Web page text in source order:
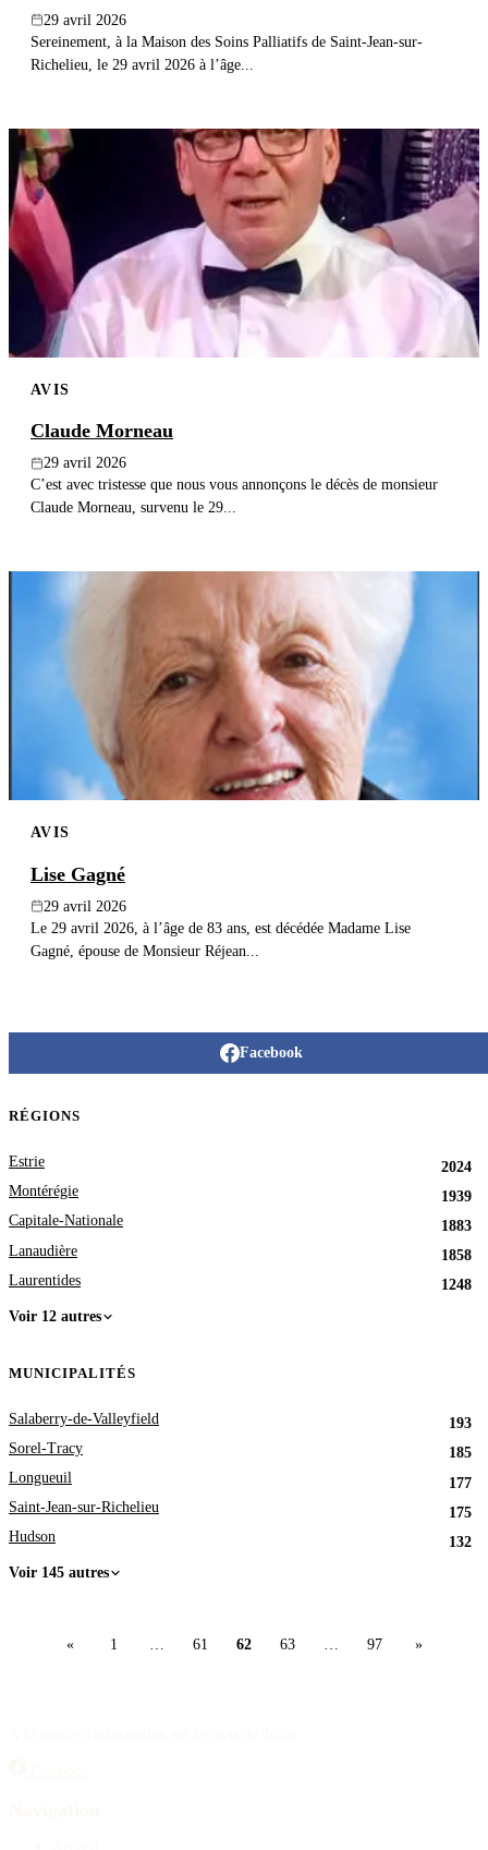
29 avril 2026
Sereinement, à la Maison des Soins Palliatifs de Saint-Jean-sur-
Richelieu, le 29 avril 2026 à l’âge...
AVIS
Claude Morneau
29 avril 2026
C’est avec tristesse que nous vous annonçons le décès de monsieur
Claude Morneau, survenu le 29...
AVIS
Lise Gagné
29 avril 2026
Le 29 avril 2026, à l’âge de 83 ans, est décédée Madame Lise
Gagné, épouse de Monsieur Réjean...
Facebook
RÉGIONS
Estrie
2024
Montérégie
1939
Capitale-Nationale
1883
Lanaudière
1858
Laurentides
1248
Voir 12 autres
MUNICIPALITÉS
Salaberry-de-Valleyfield
193
Sorel-Tracy
185
Longueuil
177
Saint-Jean-sur-Richelieu
175
Hudson
132
Voir 145 autres
« 1 61 62 63 97 »